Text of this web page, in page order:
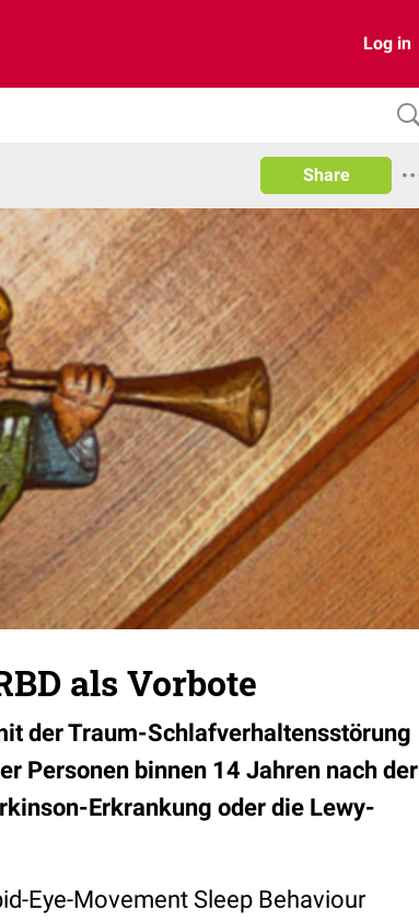
Log in
Share
als Vorbote
der Traum-Schlafverhaltensstörung
Personen binnen 14 Jahren nach der
Erkrankung oder die Lewy-
Eye-Movement Sleep Behaviour